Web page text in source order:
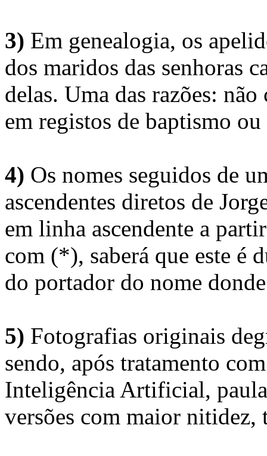
3) Em genealogia, os
dos maridos das senhoras
delas. Uma das razões:
em registos de baptismo
4) Os nomes seguidos de
ascendentes diretos de
em linha ascendente a
com (*), saberá que este é
do portador do nome
5) Fotografias originais
sendo, após tratamento
Inteligência Artificial,
versões com maior nitidez,